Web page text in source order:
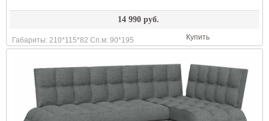
14 990 руб.
Габариты: 210*115*82 Сп.м: 90*195 Купить